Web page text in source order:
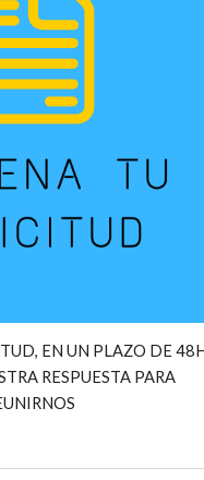
EN UN PLAZO DE
RESPUESTA PARA